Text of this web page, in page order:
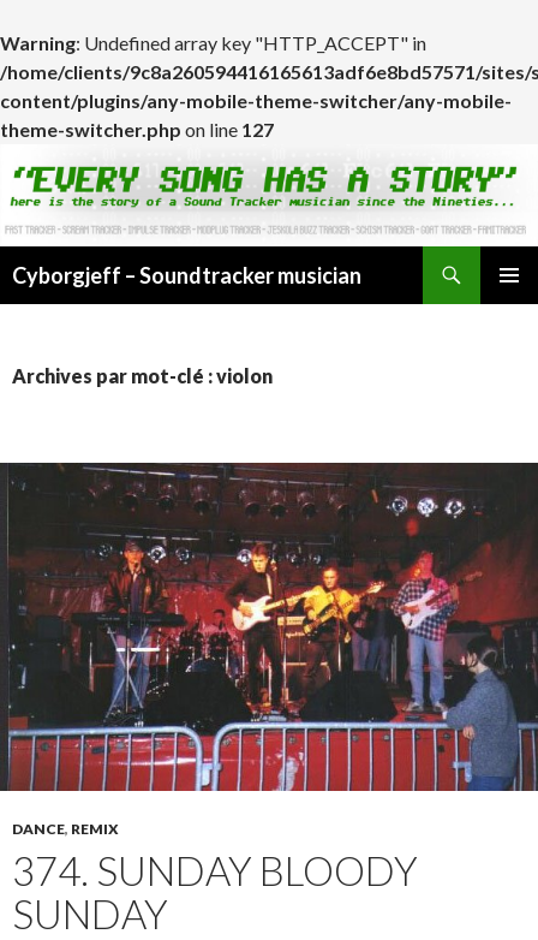
Warning: Undefined array key "HTTP_ACCEPT" in
/home/clients/9c8a260594416165613adf6e8bd57571/
content/plugins/any-mobile-theme-switcher/any-mobile-
theme-switcher.php on line 127
Cyborgjeff – Soundtracker musician
Archives par mot-clé : violon
DANCE, REMIX
374. SUNDAY BLOODY
SUNDAY